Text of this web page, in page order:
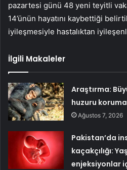
pazartesi günü 48 yeni teyitli
14’ünün hayatını kaybettiği
iyileşmesiyle hastalıktan
İlgili Makaleler
Araştırma:
huzuru
Ağustos 7, 2026
Pakistan’da
kaçakçılığı:
enjeksiyonlar